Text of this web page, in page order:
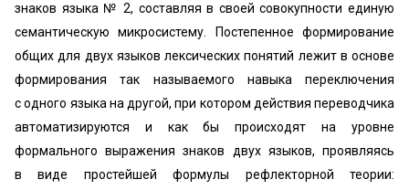
знаков языка № 2, составляя в своей совокупности единую
семантическую микросистему. Постепенное формирование
общих для двух языков лексических понятий лежит в основе
формирования так называемого навыка переключения
с одного языка на другой, при котором действия переводчика
автоматизируются и как бы происходят на уровне
формального выражения знаков двух языков, проявляясь
в виде простейшей формулы рефлекторной теории: